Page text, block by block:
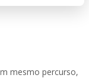
mesmo percurso,